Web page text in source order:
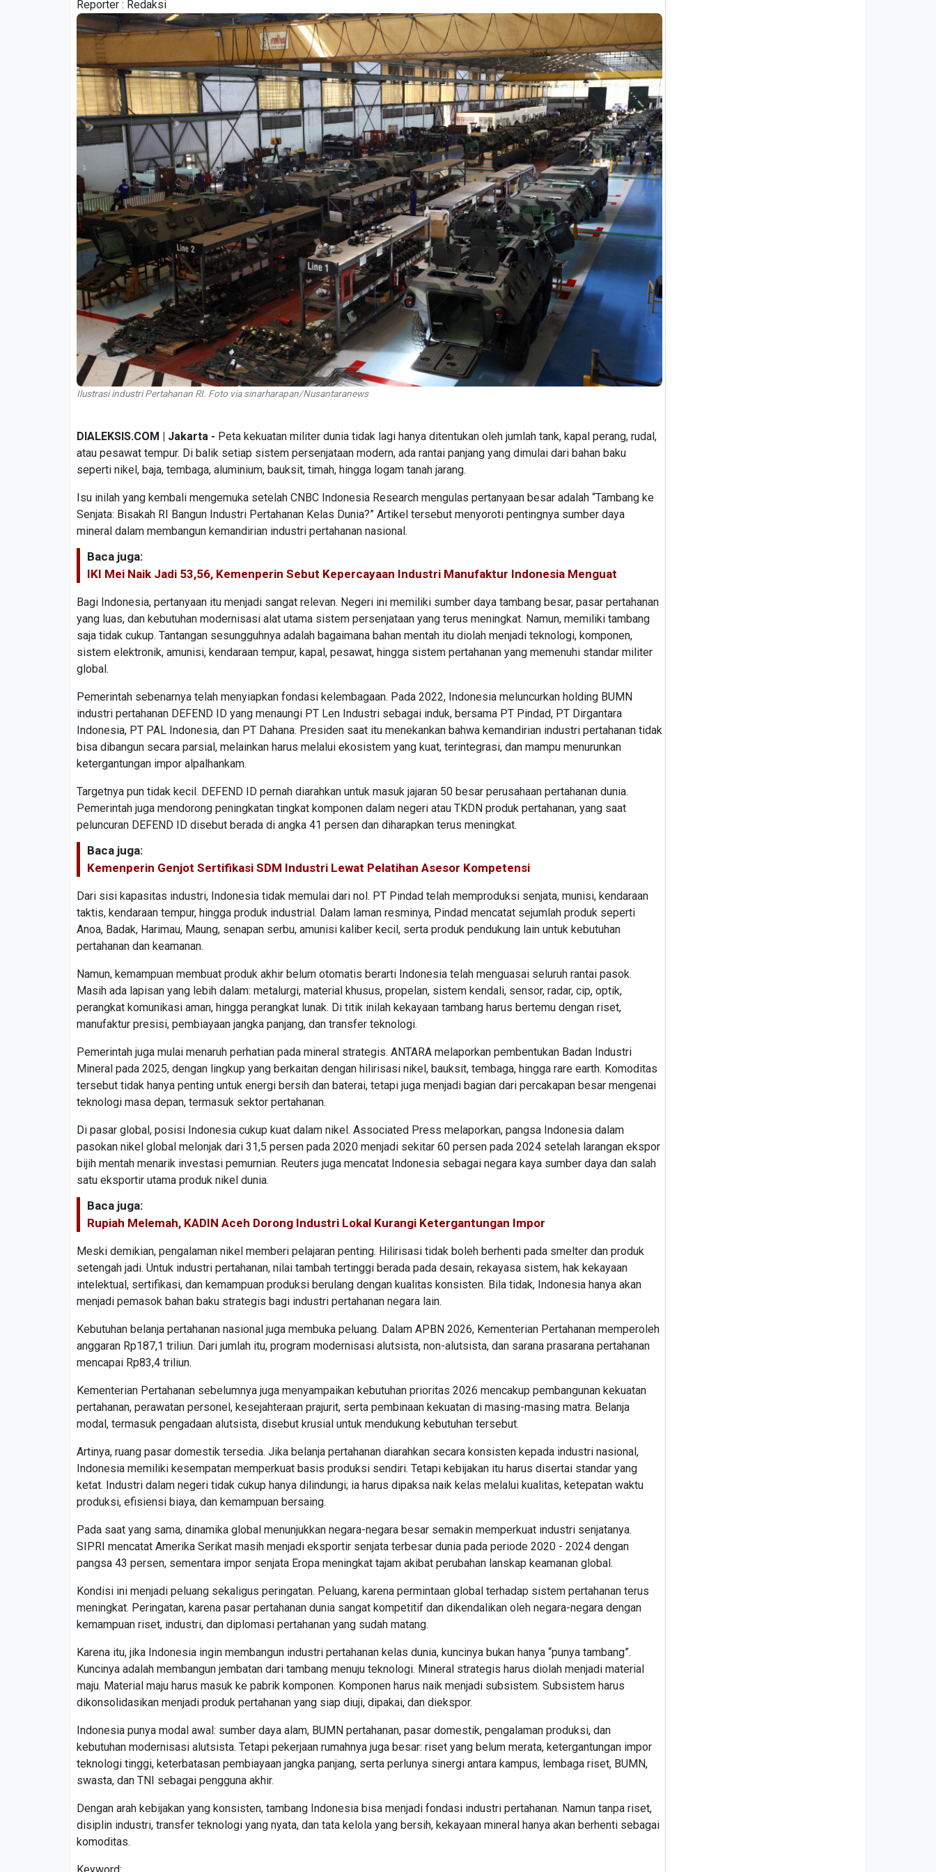
Reporter : Redaksi
Ilustrasi industri Pertahanan RI. Foto via sinarharapan/Nusantaranews
DIALEKSIS.COM | Jakarta - Peta kekuatan militer dunia tidak lagi hanya ditentukan oleh jumlah tank, kapal perang, rudal,
atau pesawat tempur. Di balik setiap sistem persenjataan modern, ada rantai panjang yang dimulai dari bahan baku
seperti nikel, baja, tembaga, aluminium, bauksit, timah, hingga logam tanah jarang.
Isu inilah yang kembali mengemuka setelah CNBC Indonesia Research mengulas pertanyaan besar adalah “Tambang ke
Senjata: Bisakah RI Bangun Industri Pertahanan Kelas Dunia?” Artikel tersebut menyoroti pentingnya sumber daya
mineral dalam membangun kemandirian industri pertahanan nasional.
Baca juga:
IKI Mei Naik Jadi 53,56, Kemenperin Sebut Kepercayaan Industri Manufaktur Indonesia Menguat
Bagi Indonesia, pertanyaan itu menjadi sangat relevan. Negeri ini memiliki sumber daya tambang besar, pasar pertahanan
yang luas, dan kebutuhan modernisasi alat utama sistem persenjataan yang terus meningkat. Namun, memiliki tambang
saja tidak cukup. Tantangan sesungguhnya adalah bagaimana bahan mentah itu diolah menjadi teknologi, komponen,
sistem elektronik, amunisi, kendaraan tempur, kapal, pesawat, hingga sistem pertahanan yang memenuhi standar militer
global.
Pemerintah sebenarnya telah menyiapkan fondasi kelembagaan. Pada 2022, Indonesia meluncurkan holding BUMN
industri pertahanan DEFEND ID yang menaungi PT Len Industri sebagai induk, bersama PT Pindad, PT Dirgantara
Indonesia, PT PAL Indonesia, dan PT Dahana. Presiden saat itu menekankan bahwa kemandirian industri pertahanan tidak
bisa dibangun secara parsial, melainkan harus melalui ekosistem yang kuat, terintegrasi, dan mampu menurunkan
ketergantungan impor alpalhankam.
Targetnya pun tidak kecil. DEFEND ID pernah diarahkan untuk masuk jajaran 50 besar perusahaan pertahanan dunia.
Pemerintah juga mendorong peningkatan tingkat komponen dalam negeri atau TKDN produk pertahanan, yang saat
peluncuran DEFEND ID disebut berada di angka 41 persen dan diharapkan terus meningkat.
Baca juga:
Kemenperin Genjot Sertifikasi SDM Industri Lewat Pelatihan Asesor Kompetensi
Dari sisi kapasitas industri, Indonesia tidak memulai dari nol. PT Pindad telah memproduksi senjata, munisi, kendaraan
taktis, kendaraan tempur, hingga produk industrial. Dalam laman resminya, Pindad mencatat sejumlah produk seperti
Anoa, Badak, Harimau, Maung, senapan serbu, amunisi kaliber kecil, serta produk pendukung lain untuk kebutuhan
pertahanan dan keamanan.
Namun, kemampuan membuat produk akhir belum otomatis berarti Indonesia telah menguasai seluruh rantai pasok.
Masih ada lapisan yang lebih dalam: metalurgi, material khusus, propelan, sistem kendali, sensor, radar, cip, optik,
perangkat komunikasi aman, hingga perangkat lunak. Di titik inilah kekayaan tambang harus bertemu dengan riset,
manufaktur presisi, pembiayaan jangka panjang, dan transfer teknologi.
Pemerintah juga mulai menaruh perhatian pada mineral strategis. ANTARA melaporkan pembentukan Badan Industri
Mineral pada 2025, dengan lingkup yang berkaitan dengan hilirisasi nikel, bauksit, tembaga, hingga rare earth. Komoditas
tersebut tidak hanya penting untuk energi bersih dan baterai, tetapi juga menjadi bagian dari percakapan besar mengenai
teknologi masa depan, termasuk sektor pertahanan.
Di pasar global, posisi Indonesia cukup kuat dalam nikel. Associated Press melaporkan, pangsa Indonesia dalam
pasokan nikel global melonjak dari 31,5 persen pada 2020 menjadi sekitar 60 persen pada 2024 setelah larangan ekspor
bijih mentah menarik investasi pemurnian. Reuters juga mencatat Indonesia sebagai negara kaya sumber daya dan salah
satu eksportir utama produk nikel dunia.
Baca juga:
Rupiah Melemah, KADIN Aceh Dorong Industri Lokal Kurangi Ketergantungan Impor
Meski demikian, pengalaman nikel memberi pelajaran penting. Hilirisasi tidak boleh berhenti pada smelter dan produk
setengah jadi. Untuk industri pertahanan, nilai tambah tertinggi berada pada desain, rekayasa sistem, hak kekayaan
intelektual, sertifikasi, dan kemampuan produksi berulang dengan kualitas konsisten. Bila tidak, Indonesia hanya akan
menjadi pemasok bahan baku strategis bagi industri pertahanan negara lain.
Kebutuhan belanja pertahanan nasional juga membuka peluang. Dalam APBN 2026, Kementerian Pertahanan memperoleh
anggaran Rp187,1 triliun. Dari jumlah itu, program modernisasi alutsista, non-alutsista, dan sarana prasarana pertahanan
mencapai Rp83,4 triliun.
Kementerian Pertahanan sebelumnya juga menyampaikan kebutuhan prioritas 2026 mencakup pembangunan kekuatan
pertahanan, perawatan personel, kesejahteraan prajurit, serta pembinaan kekuatan di masing-masing matra. Belanja
modal, termasuk pengadaan alutsista, disebut krusial untuk mendukung kebutuhan tersebut.
Artinya, ruang pasar domestik tersedia. Jika belanja pertahanan diarahkan secara konsisten kepada industri nasional,
Indonesia memiliki kesempatan memperkuat basis produksi sendiri. Tetapi kebijakan itu harus disertai standar yang
ketat. Industri dalam negeri tidak cukup hanya dilindungi; ia harus dipaksa naik kelas melalui kualitas, ketepatan waktu
produksi, efisiensi biaya, dan kemampuan bersaing.
Pada saat yang sama, dinamika global menunjukkan negara-negara besar semakin memperkuat industri senjatanya.
SIPRI mencatat Amerika Serikat masih menjadi eksportir senjata terbesar dunia pada periode 2020 - 2024 dengan
pangsa 43 persen, sementara impor senjata Eropa meningkat tajam akibat perubahan lanskap keamanan global.
Kondisi ini menjadi peluang sekaligus peringatan. Peluang, karena permintaan global terhadap sistem pertahanan terus
meningkat. Peringatan, karena pasar pertahanan dunia sangat kompetitif dan dikendalikan oleh negara-negara dengan
kemampuan riset, industri, dan diplomasi pertahanan yang sudah matang.
Karena itu, jika Indonesia ingin membangun industri pertahanan kelas dunia, kuncinya bukan hanya “punya tambang”.
Kuncinya adalah membangun jembatan dari tambang menuju teknologi. Mineral strategis harus diolah menjadi material
maju. Material maju harus masuk ke pabrik komponen. Komponen harus naik menjadi subsistem. Subsistem harus
dikonsolidasikan menjadi produk pertahanan yang siap diuji, dipakai, dan diekspor.
Indonesia punya modal awal: sumber daya alam, BUMN pertahanan, pasar domestik, pengalaman produksi, dan
kebutuhan modernisasi alutsista. Tetapi pekerjaan rumahnya juga besar: riset yang belum merata, ketergantungan impor
teknologi tinggi, keterbatasan pembiayaan jangka panjang, serta perlunya sinergi antara kampus, lembaga riset, BUMN,
swasta, dan TNI sebagai pengguna akhir.
Dengan arah kebijakan yang konsisten, tambang Indonesia bisa menjadi fondasi industri pertahanan. Namun tanpa riset,
disiplin industri, transfer teknologi yang nyata, dan tata kelola yang bersih, kekayaan mineral hanya akan berhenti sebagai
komoditas.